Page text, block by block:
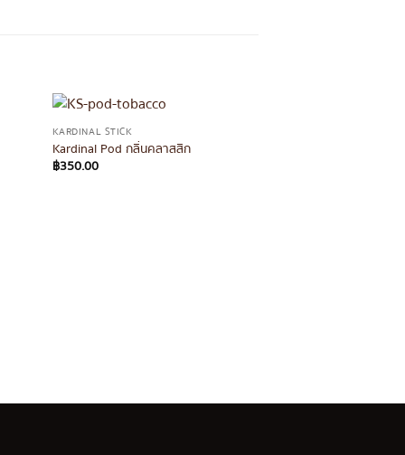
KARDINAL STICK
Kardinal Pod กลิ่นคลาสสิก
฿350.00